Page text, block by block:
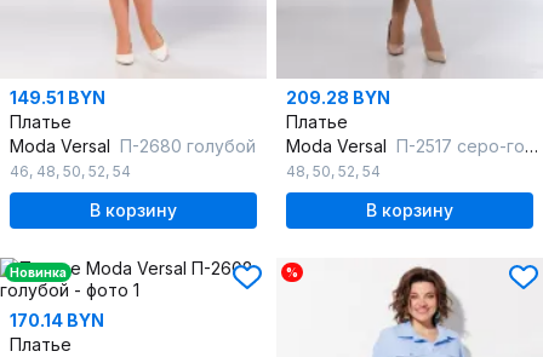
149.51 BYN
Платье
Moda Versal П-2680 голубой
46, 48, 50, 52, 54
В корзину
209.28 BYN
Платье
Moda Versal П-2517 серо-голубой
48, 50, 52, 54
В корзину
Новинка
170.14 BYN
Платье
%